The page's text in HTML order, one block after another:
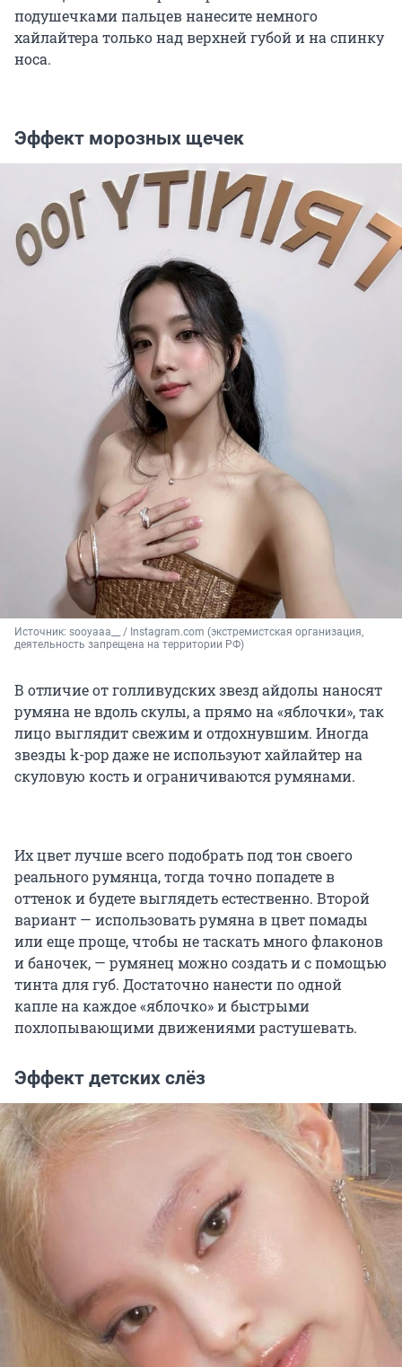
подушечками пальцев нанесите немного
хайлайтера только над верхней губой и на спинку
носа.
Эффект морозных щечек
Источник: sooyaaa__ / Instagram.com (экстремистская организация,
деятельность запрещена на территории РФ)
В отличие от голливудских звезд айдолы наносят
румяна не вдоль скулы, а прямо на «яблочки», так
лицо выглядит свежим и отдохнувшим. Иногда
звезды k-pop даже не используют хайлайтер на
скуловую кость и ограничиваются румянами.
Их цвет лучше всего подобрать под тон своего
реального румянца, тогда точно попадете в
оттенок и будете выглядеть естественно. Второй
вариант — использовать румяна в цвет помады
или еще проще, чтобы не таскать много флаконов
и баночек, — румянец можно создать и с помощью
тинта для губ. Достаточно нанести по одной
капле на каждое «яблочко» и быстрыми
похлопывающими движениями растушевать.
Эффект детских слёз